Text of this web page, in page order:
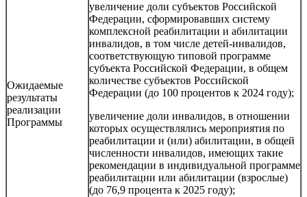
Ожидаемые
результаты
реализации
Программы
увеличение доли субъектов Российской
Федерации, сформировавших систему
комплексной реабилитации и абилитации
инвалидов, в том числе детей-инвалидов,
соответствующую типовой программе
субъекта Российской Федерации, в общем
количестве субъектов Российской
Федерации (до 100 процентов к 2024 году);
увеличение доли инвалидов, в отношении
которых осуществлялись мероприятия по
реабилитации и (или) абилитации, в общей
численности инвалидов, имеющих такие
рекомендации в индивидуальной программе
реабилитации или абилитации (взрослые)
(до 76,9 процента к 2025 году);